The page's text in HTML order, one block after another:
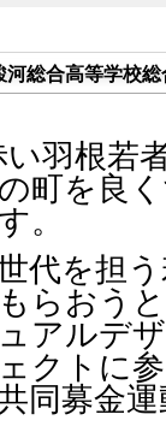
河総合高等学校
い羽根若
町を良
。
代を担
らおう
アルデ
クトに
同募金